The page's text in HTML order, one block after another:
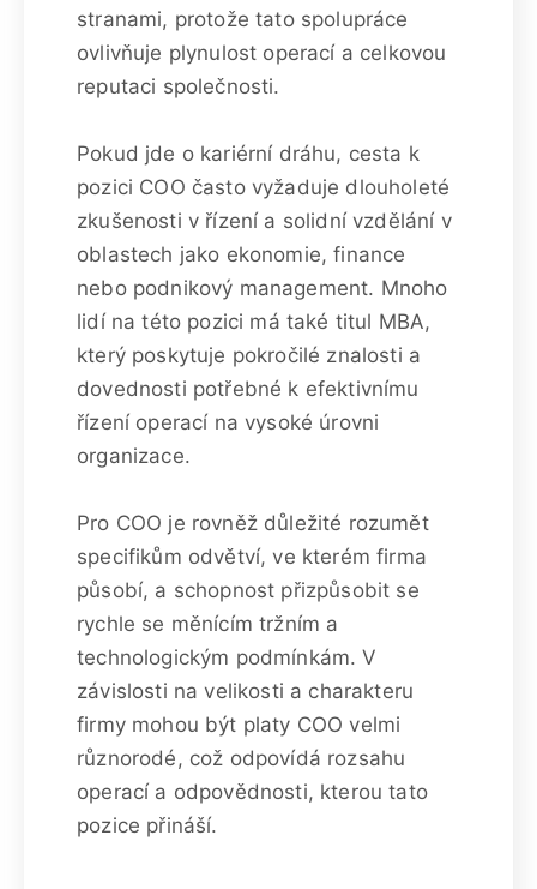
stranami, protože tato spolupráce
ovlivňuje plynulost operací a celkovou
reputaci společnosti.
Pokud jde o kariérní dráhu, cesta k
pozici COO často vyžaduje dlouholeté
zkušenosti v řízení a solidní vzdělání v
oblastech jako ekonomie, finance
nebo podnikový management. Mnoho
lidí na této pozici má také titul MBA,
který poskytuje pokročilé znalosti a
dovednosti potřebné k efektivnímu
řízení operací na vysoké úrovni
organizace.
Pro COO je rovněž důležité rozumět
specifikům odvětví, ve kterém firma
působí, a schopnost přizpůsobit se
rychle se měnícím tržním a
technologickým podmínkám. V
závislosti na velikosti a charakteru
firmy mohou být platy COO velmi
různorodé, což odpovídá rozsahu
operací a odpovědnosti, kterou tato
pozice přináší.